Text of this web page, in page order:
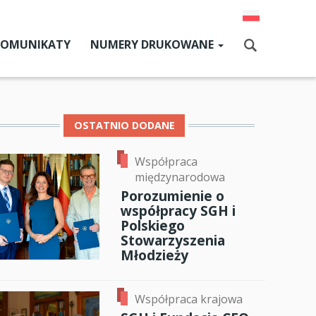
SGH
SGH
NUMERY DRUKOWANE
Aktualny numer
OSTATNIO DODANE
Współpraca
międzynarodowa
Porozumienie o
współpracy SGH i
Polskiego
Stowarzyszenia
Młodzieży
Współpraca krajowa